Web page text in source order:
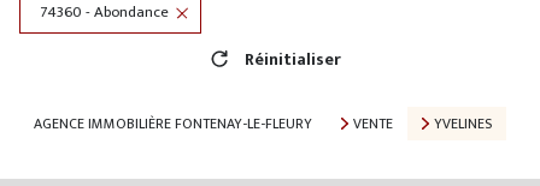
74360 - Abondance
Réinitialiser
AGENCE IMMOBILIÈRE FONTENAY-LE-FLEURY VENTE YVELINES